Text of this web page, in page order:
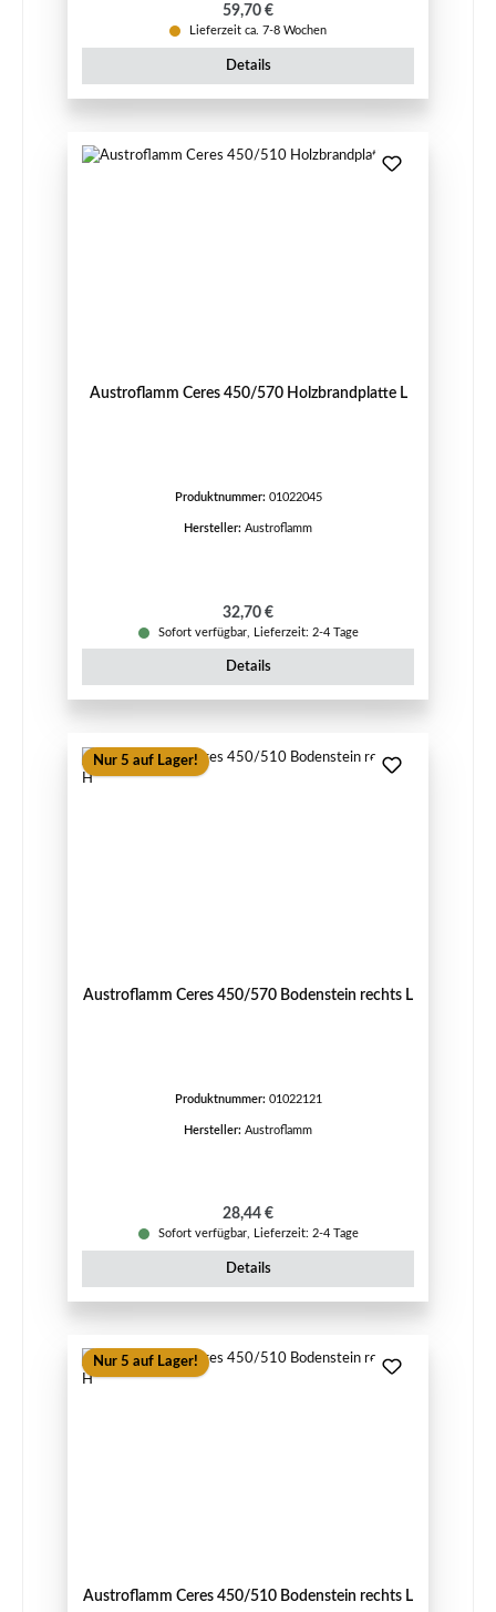
Regulärer Preis:
59,70 €
Lieferzeit ca. 7-8 Wochen
Details
Austroflamm Ceres 450/570 Holzbrandplatte L
Produktnummer: 01022045
Hersteller: Austroflamm
Regulärer Preis:
32,70 €
Sofort verfügbar, Lieferzeit: 2-4 Tage
Details
Nur 5 auf Lager!
Austroflamm Ceres 450/570 Bodenstein rechts L
Produktnummer: 01022121
Hersteller: Austroflamm
Regulärer Preis:
28,44 €
Sofort verfügbar, Lieferzeit: 2-4 Tage
Details
Nur 5 auf Lager!
Austroflamm Ceres 450/510 Bodenstein rechts L